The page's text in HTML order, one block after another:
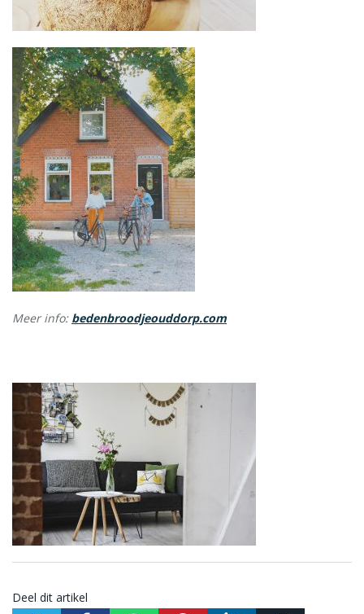
Meer info: bedenbroodjeouddorp.com
Deel dit artikel